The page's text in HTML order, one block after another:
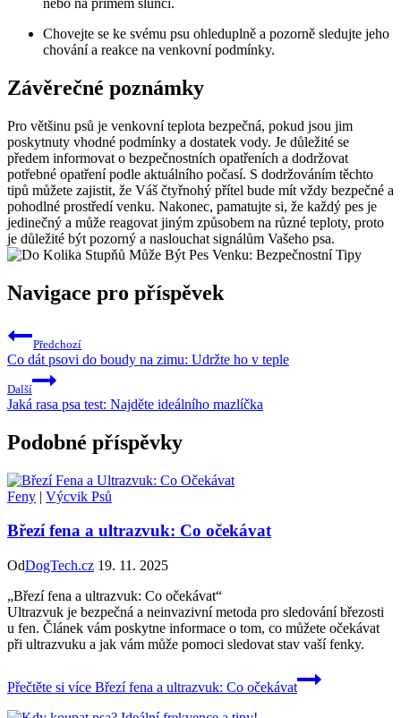
nebo na přímém slunci.
Chovejte se ke svému psu ohleduplně a pozorně sledujte jeho
chování a reakce na venkovní podmínky.
Závěrečné poznámky
Pro většinu psů je venkovní teplota bezpečná, pokud jsou jim
poskytnuty vhodné podmínky a dostatek vody. Je důležité se
předem informovat o bezpečnostních opatřeních a dodržovat
potřebné opatření podle aktuálního počasí. S dodržováním těchto
tipů můžete zajistit, že Váš čtyřnohý přítel bude mít vždy bezpečné a
pohodlné prostředí venku. Nakonec, pamatujte si, že každý pes je
jedinečný a může reagovat jiným způsobem na různé teploty, proto
je důležité být pozorný a naslouchat signálům Vašeho psa.
Navigace pro příspěvek
Předchozí
Co dát psovi do boudy na zimu: Udržte ho v teple
Další
Jaká rasa psa test: Najděte ideálního mazlíčka
Podobné příspěvky
Feny | Výcvik Psů
Březí fena a ultrazvuk: Co očekávat
OdDogTech.cz 19. 11. 2025
„Březí fena a ultrazvuk: Co očekávat“
Ultrazvuk je bezpečná a neinvazivní metoda pro sledování březosti
u fen. Článek vám poskytne informace o tom, co můžete očekávat
při ultrazvuku a jak vám může pomoci sledovat stav vaší fenky.
Přečtěte si více Březí fena a ultrazvuk: Co očekávat